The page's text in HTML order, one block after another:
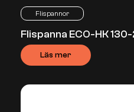
Flispannor
Flispanna ECO-HK
Läs mer